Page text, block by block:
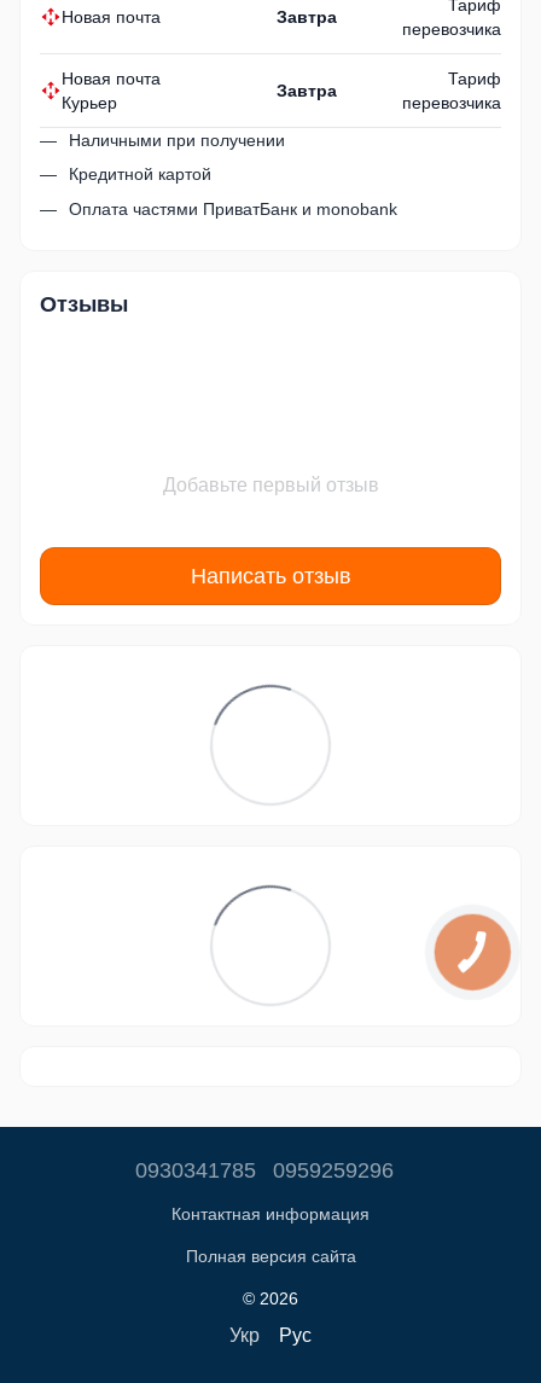
Новая почта Завтра
Тариф
перевозчика
Новая почта
Курьер
Завтра
Тариф
перевозчика
Наличными при получении
Кредитной картой
Оплата частями ПриватБанк и monobank
Отзывы
Добавьте первый отзыв
Написать отзыв
0930341785 0959259296
Контактная информация
Полная версия сайта
© 2026
Укр Рус